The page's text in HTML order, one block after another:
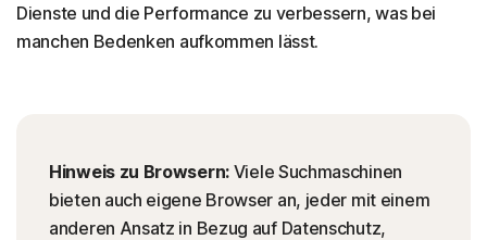
Dienste und die Performance zu verbessern, was bei
manchen Bedenken aufkommen lässt.
Hinweis zu Browsern: Viele Suchmaschinen
bieten auch eigene Browser an, jeder mit einem
anderen Ansatz in Bezug auf Datenschutz,